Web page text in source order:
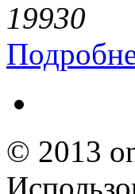
19930
© 2013